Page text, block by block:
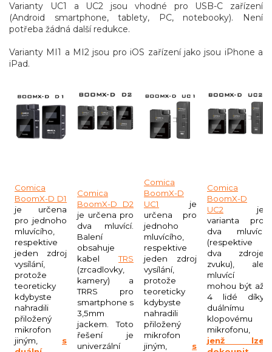
Varianty UC1 a UC2 jsou vhodné pro USB-C zařízení
(Android smartphone, tablety, PC, notebooky). Není
potřeba žádná další redukce.
Varianty MI1 a MI2 jsou pro iOS zařízení jako jsou iPhone a
iPad.
Comica
BoomX-D D1
je určena
pro jednoho
mluvícího,
respektive
jeden zdroj
vysílání,
protože
teoreticky
kdybyste
nahradili
přiložený
mikrofon
jiným, s
Comica
BoomX-D D2
je určena pro
dva mluvící.
Balení
obsahuje
kabelTRS
(zrcadlovky,
kamery) a
TRRS pro
smartphone s
3,5mm
jackem. Toto
řešení je
univerzální
Comica
BoomX-D
UC1
je
určena pro
jednoho
mluvícího,
respektive
jeden zdroj
vysílání,
protože
teoreticky
kdybyste
nahradili
přiložený
mikrofon
jiným, s
Comica
BoomX-D
UC2 je
varianta pro
dva mluvící
(respektive
dva zdroje
zvuku), ale
mluvící
mohou být až
4 lidé díky
duálnímu
klopovému
mikrofonu,
jenž lze